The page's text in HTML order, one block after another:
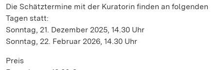
Die Schätztermine mit der Kuratorin finden an folgenden
Tagen statt:
Sonntag, 21. Dezember 2025, 14.30 Uhr
Sonntag, 22. Februar 2026, 14.30 Uhr
Preis